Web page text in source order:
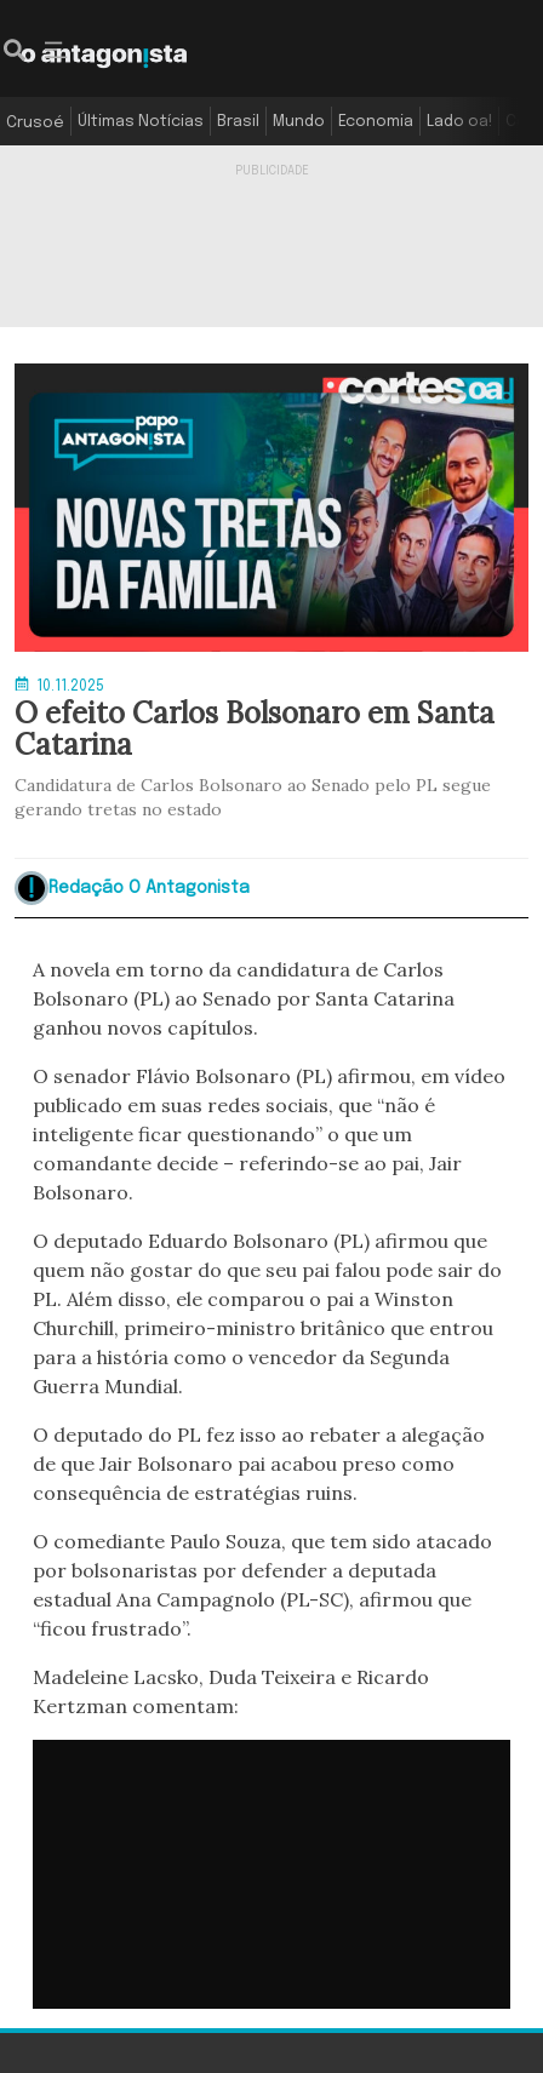
Crusoé Últimas Notícias Brasil Mundo Economia Lado oa!
10.11.2025
O efeito Carlos Bolsonaro em Santa
Catarina
Candidatura de Carlos Bolsonaro ao Senado pelo PL segue
gerando tretas no estado
Redação O Antagonista
A novela em torno da candidatura de Carlos
Bolsonaro (PL) ao Senado por Santa Catarina
ganhou novos capítulos.
O senador Flávio Bolsonaro (PL) afirmou, em vídeo
publicado em suas redes sociais, que “não é
inteligente ficar questionando” o que um
comandante decide – referindo-se ao pai, Jair
Bolsonaro.
O deputado Eduardo Bolsonaro (PL) afirmou que
quem não gostar do que seu pai falou pode sair do
PL. Além disso, ele comparou o pai a Winston
Churchill, primeiro-ministro britânico que entrou
para a história como o vencedor da Segunda
Guerra Mundial.
O deputado do PL fez isso ao rebater a alegação
de que Jair Bolsonaro pai acabou preso como
consequência de estratégias ruins.
O comediante Paulo Souza, que tem sido atacado
por bolsonaristas por defender a deputada
estadual Ana Campagnolo (PL-SC), afirmou que
“ficou frustrado”.
Madeleine Lacsko, Duda Teixeira e Ricardo
Kertzman comentam: